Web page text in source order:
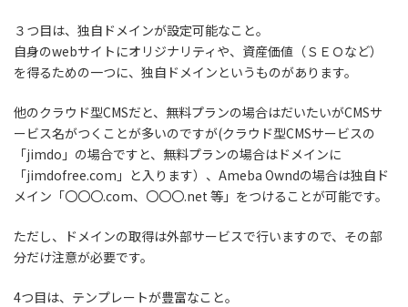
３つ目は、独自ドメインが設定可能なこと。
自身のwebサイトにオリジナリティや、資産価値（ＳＥＯなど）
を得るための一つに、独自ドメインというものがあります。
他のクラウド型CMSだと、無料プランの場合はだいたいがCMSサ
ービス名がつくことが多いのですが(クラウド型CMSサービスの
「jimdo」の場合ですと、無料プランの場合はドメインに
「jimdofree.com」と入ります）、Ameba Owndの場合は独自ド
メイン「〇〇〇.com、〇〇〇.net 等」をつけることが可能です。
ただし、ドメインの取得は外部サービスで行いますので、その部
分だけ注意が必要です。
4つ目は、テンプレートが豊富なこと。